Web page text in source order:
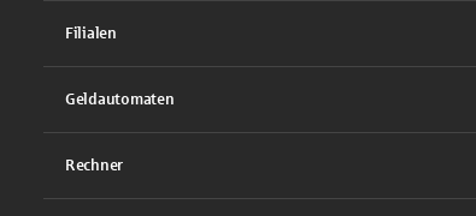
Filialen
Geldautomaten
Rechner